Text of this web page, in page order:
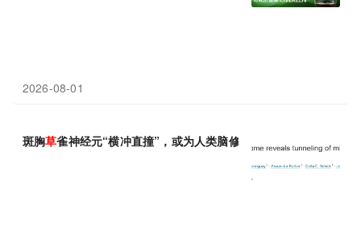
2026-08-01
斑胸草雀神经元“横冲直撞”，或为人类脑修复提供新思路